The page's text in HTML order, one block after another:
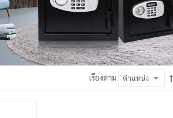
เรียงตาม